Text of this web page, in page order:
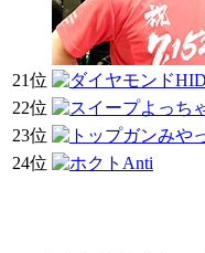
21位
22位
23位
24位